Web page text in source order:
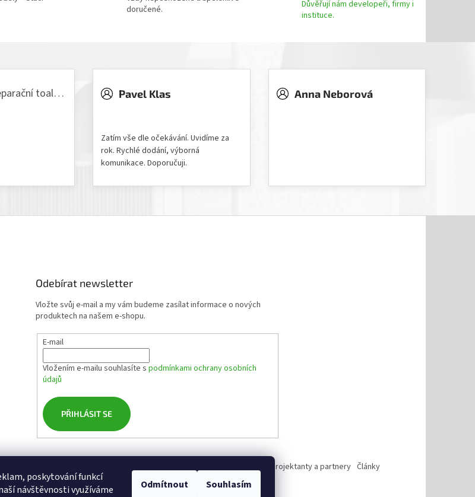
poskytování funkcí
návštěvnosti využíváme
Odmítnout Souhlasím
doručené.
Důvěřují nám developeři, firmy i
instituce.
VILLA 9010-12 Separační toaleta, 230/12V Pavel Klas
Zatím vše dle očekávání. Uvidíme za
rok. Rychlé dodání, výborná
komunikace. Doporučuji.
Anna Neborová
Odebírat newsletter
Vložte svůj e-mail a my vám budeme zasílat informace o nových
produktech na našem e-shopu.
E-mail
Vložením e-mailu souhlasíte s podmínkami ochrany osobních
údajů
PŘIHLÁSIT SE
Pro projektanty a partnery Články